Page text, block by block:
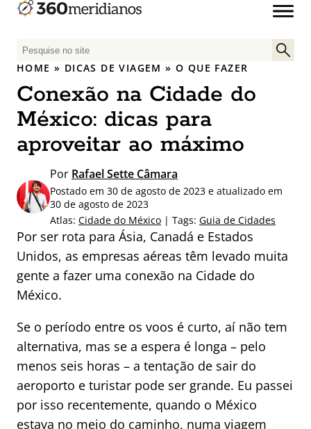
P
e
q
u
i
s
p
o
r
:
HOME » DICAS DE VIAGEM »O QUE FAZER
Conexão na Cidade do
México: dicas para
aproveitar ao máximo
Por Rafael Sette Câmara
Postado em 30 de agosto de 2023 e atualizado em
30 de agosto de 2023
Atlas: Cidade do México | Tags: Guia de Cidades
Por ser rota para Ásia, Canadá e Estados
Unidos, as empresas aéreas têm levado muita
gente a fazer uma conexão na Cidade do
México.
Se o período entre os voos é curto, aí não tem
alternativa, mas se a espera é longa – pelo
menos seis horas – a tentação de sair do
aeroporto e turistar pode ser grande. Eu passei
por isso recentemente, quando o México
estava no meio do caminho, numa viagem